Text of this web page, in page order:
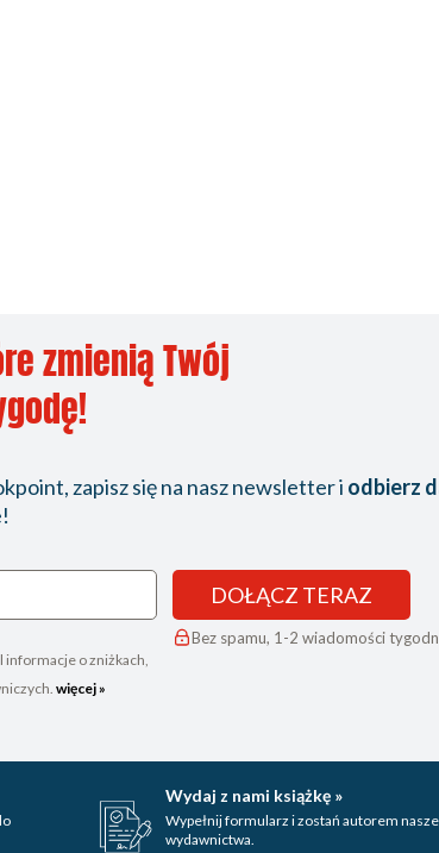
zmienią Twój
zapisz się na nasz newsletter i odbierz
informacje o zniżkach,
więcej »
DOŁĄCZ TERAZ
Bez spamu, 1-2 wiadomości
Wydaj z nami książkę »
Wypełnij formularz i zostań autorem
wydawnictwa.